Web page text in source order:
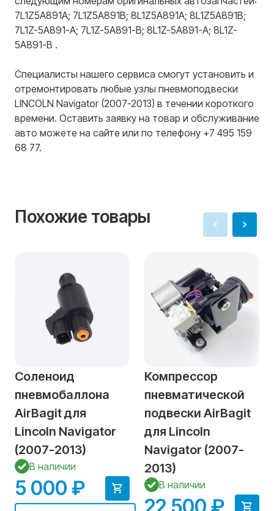
7L1Z5A891A; 7L1Z5A891B; 8L1Z5A891A; 8L1Z5A891B;
7L1Z-5A891-A; 7L1Z-5A891-B; 8L1Z-5A891-A; 8L1Z-
5A891-B .
Специалисты нашего сервиса смогут установить и
отремонтировать любые узлы пневмоподвески
LINCOLN Navigator (2007-2013) в течении короткого
времени. Оставить заявку на товар и обслуживание
авто можете на сайте или по телефону +7 495 159
68 77.
Похожие товары
Соленоид
пневмобаллона
AirBagit для
Lincoln Navigator
(2007-2013)
В наличии
5 000 ₽
Компрессор
пневматической
подвески AirBagit
для Lincoln
Navigator (2007-
2013)
В наличии